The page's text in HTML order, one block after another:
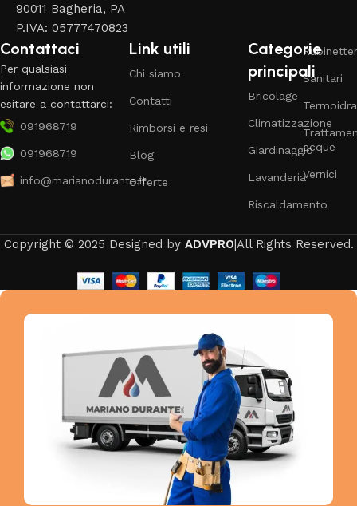
90011 Bagheria, PA
P.IVA: 05777470823
Contattaci
Per qualsiasi
informazione non
esitare a contattarci:
091968719
091968719
info@marianodurante.it
Link utili
Chi siamo
Contatti
Rimborsi e resi
Blog
Offerte
Categorie
principali
Bricolage
Climatizzazione
Giardinaggio
Lavanderia
Riscaldamento
Sanitari
acque
Vernici
Copyright © 2025 Designed by ADVPRO |All Rights Reserved.